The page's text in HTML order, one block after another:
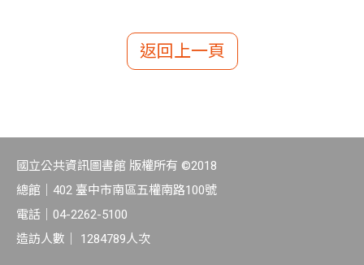
返回上一頁
國立公共資訊圖書館 版權所有 ©2018
總館｜ 402 臺中市南區五權南路100號
電話｜ 04-2262-5100
造訪人數｜ 1284789人次